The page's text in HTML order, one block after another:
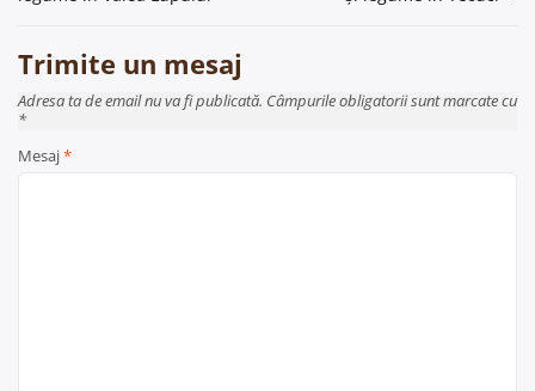
Trimite un mesaj
Adresa ta de email nu va fi publicată. Câmpurile obligatorii sunt marcate cu
*
Mesaj*